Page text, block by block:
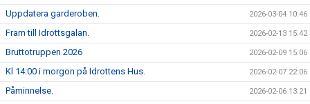
Uppdatera garderoben. 2026-03-04 10:46
Fram till Idrottsgalan. 2026-02-13 15:42
Bruttotruppen 2026 2026-02-09 15:06
Kl 14:00 i morgon på Idrottens Hus. 2026-02-07 22:06
Påminnelse. 2026-02-06 13:21